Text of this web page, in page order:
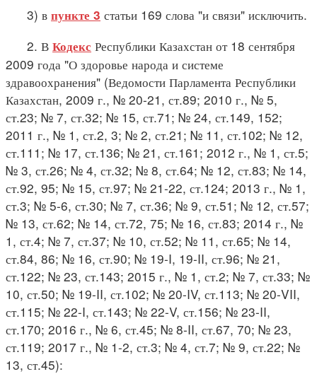
3) в пункте 3 статьи 169 слова "и связи" исключить.
2. В Кодекс Республики Казахстан от 18 сентября
2009 года "О здоровье народа и системе
здравоохранения" (Ведомости Парламента Республики
Казахстан, 2009 г., № 20-21, ст.89; 2010 г., № 5,
ст.23; № 7, ст.32; № 15, ст.71; № 24, ст.149, 152;
2011 г., № 1, ст.2, 3; № 2, ст.21; № 11, ст.102; № 12,
ст.111; № 17, ст.136; № 21, ст.161; 2012 г., № 1, ст.5;
№ 3, ст.26; № 4, ст.32; № 8, ст.64; № 12, ст.83; № 14,
ст.92, 95; № 15, ст.97; № 21-22, ст.124; 2013 г., № 1,
ст.3; № 5-6, ст.30; № 7, ст.36; № 9, ст.51; № 12, ст.57;
№ 13, ст.62; № 14, ст.72, 75; № 16, ст.83; 2014 г., №
1, ст.4; № 7, ст.37; № 10, ст.52; № 11, ст.65; № 14,
ст.84, 86; № 16, ст.90; № 19-I, 19-II, ст.96; № 21,
ст.122; № 23, ст.143; 2015 г., № 1, ст.2; № 7, ст.33; №
10, ст.50; № 19-II, ст.102; № 20-IV, ст.113; № 20-VII,
ст.115; № 22-I, ст.143; № 22-V, ст.156; № 23-II,
ст.170; 2016 г., № 6, ст.45; № 8-II, ст.67, 70; № 23,
ст.119; 2017 г., № 1-2, ст.3; № 4, ст.7; № 9, ст.22; №
13, ст.45):